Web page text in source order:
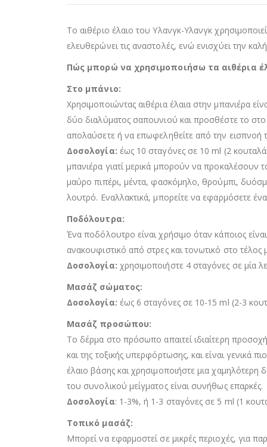
Το αιθέριο έλαιο του Υλανγκ-Υλανγκ
ελευθερώνει τις αναστολές, ενώ ενισχύει την
Πώς μπορώ να χρησιμοποιήσω τα αιθέρια
Στο μπάνιο:
Χρησιμοποιώντας αιθέρια έλαια στην μπανιέρα
δύο διαλύματος σαπουνιού και προσθέστε το στο
απολαύσετε ή να επωφεληθείτε από την
Δοσολογία: έως 10 σταγόνες σε 10 ml (2
μπανιέρα γιατί μερικά μπορούν να προκαλέσουν
μαύρο πιπέρι, μέντα, φασκόμηλο, θρούμπι,
λουτρό. Εναλλακτικά, μπορείτε να εφαρμόσετε
Ποδόλουτρα:
Ένα ποδόλουτρο είναι χρήσιμο όταν κάποιος
ανακουφιστικό από στρες και τονωτικό στο τέλος
Δοσολογία: χρησιμοποιήστε 4 σταγόνες σε μία
Μασάζ σώματος:
Δοσολογία: έως 6 σταγόνες σε 10-15 ml (2-3
Μασάζ προσώπου:
Το δέρμα στο πρόσωπο απαιτεί ιδιαίτερη
και της τοξικής υπερφόρτωσης, και είναι γενικά
έλαιο βάσης και χρησιμοποιήστε μια
του συνολικού μείγματος είναι συνήθως επαρκές.
Δοσολογία: 1-3%, ή 1-3 σταγόνες σε 5 ml (1
Τοπικό μασάζ:
Μπορεί να εφαρμοστεί σε μικρές περιοχές, για